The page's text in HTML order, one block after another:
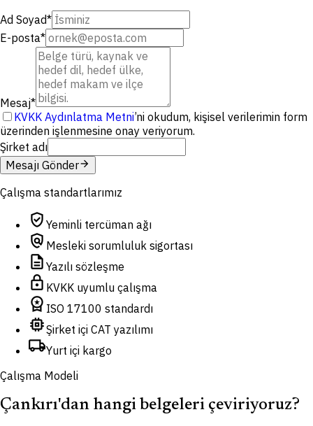
Ad Soyad*
E-posta*
Mesaj*
KVKK Aydınlatma Metni’ni okudum, kişisel verilerimin form
üzerinden işlenmesine onay veriyorum.
Şirket adı
Mesajı Gönderarrow_forward
Çalışma standartlarımız
verified_user Yeminli tercüman ağı
policy Mesleki sorumluluk sigortası
description Yazılı sözleşme
lock KVKK uyumlu çalışma
workspace_premium ISO 17100 standardı
memoryŞirket içi CAT yazılımı
local_shippingYurt içi kargo
Çalışma Modeli
Çankırı'dan hangi belgeleri çeviriyoruz?